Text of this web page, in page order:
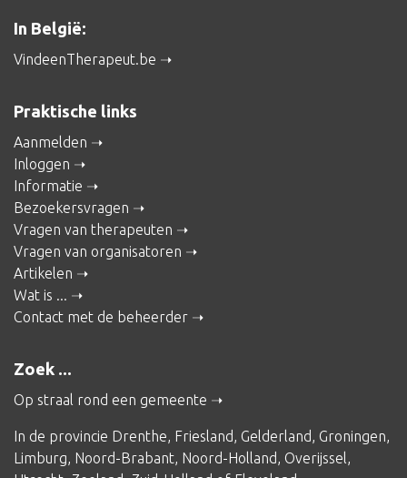
In België:
VindeenTherapeut.be
Praktische links
Aanmelden
Inloggen
Informatie
Bezoekersvragen
Vragen van therapeuten
Vragen van organisatoren
Artikelen
Wat is ...
Contact met de beheerder
Zoek ...
Op straal rond een gemeente
In de provincie Drenthe, Friesland, Gelderland, Groningen,
Limburg, Noord-Brabant, Noord-Holland, Overijssel,